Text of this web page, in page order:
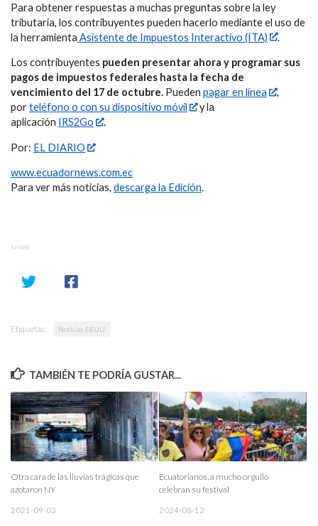
Para obtener respuestas a muchas preguntas sobre la ley
tributaria, los contribuyentes pueden hacerlo mediante el uso de
la herramienta Asistente de Impuestos Interactivo (ITA) .
Los contribuyentes pueden presentar ahora y programar sus
pagos de impuestos federales hasta la fecha de
vencimiento del 17 de octubre. Pueden pagar en línea
,
porteléfono o con su dispositivo móvil
y la
aplicación IRS2Go .
Por: EL DIARIO
www.ecuadornews.com.ec
Para ver más noticias, descarga la Edición.
SHARE
Etiquetas: Noticias EEUU
TAMBIÉN TE PODRÍA GUSTAR...
Otra cara de las lluvias trágicas que
azotaron NY
2021-09-03
Ecuatorianos, a mucho orgullo
celebran su festival
2024-08-12